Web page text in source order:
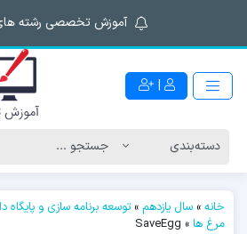
آموزش تخصصی رشته
|
خانه » سال یازدهم »توسعه برنامه سازی و پایگاه
مرغ ها »
SaveEgg